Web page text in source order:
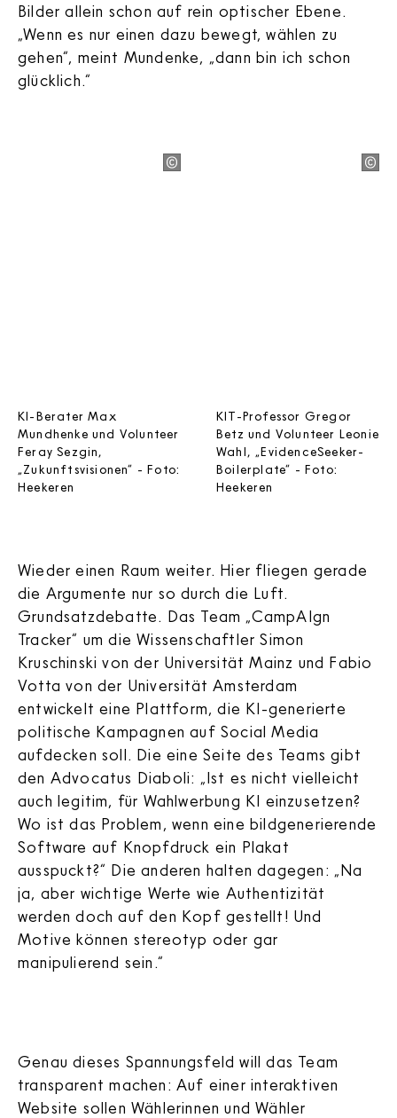
Bilder allein schon auf rein optischer Ebene.
„Wenn es nur einen dazu bewegt, wählen zu
gehen“, meint Mundenke, „dann bin ich schon
glücklich.“
KI-Berater Max
Mundhenke und Volunteer
Feray Sezgin,
„Zukunftsvisionen“ - Foto:
Heekeren
KIT-Professor Gregor
Betz und Volunteer Leonie
Wahl, „EvidenceSeeker-
Boilerplate“ - Foto:
Heekeren
Wieder einen Raum weiter. Hier fliegen gerade
die Argumente nur so durch die Luft.
Grundsatzdebatte. Das Team „CampAIgn
Tracker“ um die Wissenschaftler Simon
Kruschinski von der Universität Mainz und Fabio
Votta von der Universität Amsterdam
entwickelt eine Plattform, die KI-generierte
politische Kampagnen auf Social Media
aufdecken soll. Die eine Seite des Teams gibt
den Advocatus Diaboli: „Ist es nicht vielleicht
auch legitim, für Wahlwerbung KI einzusetzen?
Wo ist das Problem, wenn eine bildgenerierende
Software auf Knopfdruck ein Plakat
ausspuckt?“ Die anderen halten dagegen: „Na
ja, aber wichtige Werte wie Authentizität
werden doch auf den Kopf gestellt! Und
Motive können stereotyp oder gar
manipulierend sein.“
Genau dieses Spannungsfeld will das Team
transparent machen: Auf einer interaktiven
Website sollen Wählerinnen und Wähler